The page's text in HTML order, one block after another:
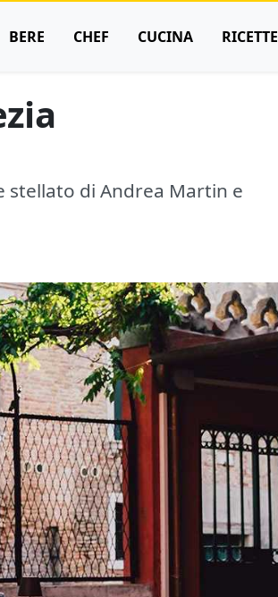
BERE CHEF CUCINA RICETTE
stellato di Andrea Martin e